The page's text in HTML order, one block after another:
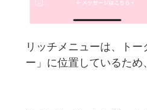
リッチメニューは、ト
ー」に位置しているため